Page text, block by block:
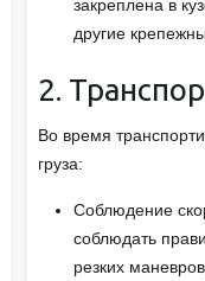
закреплена в
другие
2.
Во время
груза:
Соблюдение
соблюдать
резких